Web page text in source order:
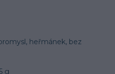
heřmánek, bez
g